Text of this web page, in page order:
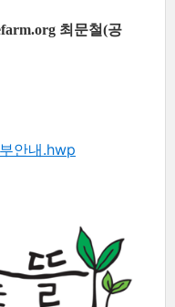
최문철(공
안내.hwp